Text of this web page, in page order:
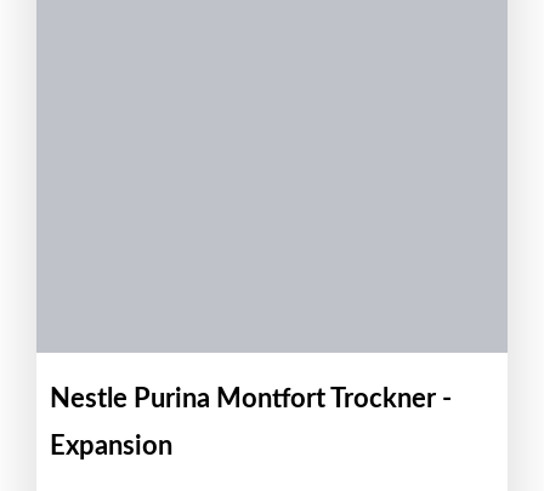
Nestle Purina Montfort Trockner -
Expansion